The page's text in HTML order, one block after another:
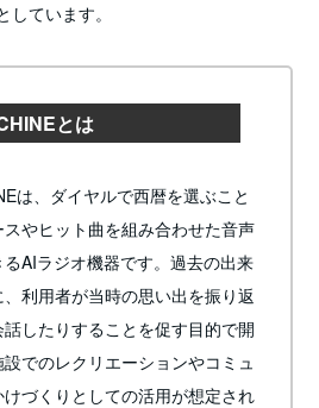
ています。
とは
は、ダイヤルで西暦を選ぶこと
やヒット曲を組み合わせた音声
AIラジオ機器です。過去の出来
利用者が当時の思い出を振り返
したりすることを促す目的で開
でのレクリエーションやコミュ
づくりとしての活用が想定され